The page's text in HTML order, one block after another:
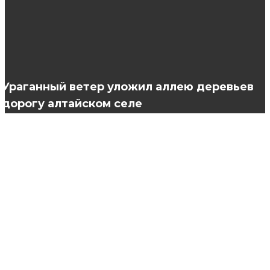
Ураганный ветер уложил аллею деревьев
дорогу алтайском селе